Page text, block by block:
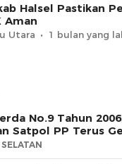
Halsel Pastikan
Aman
Utara 1 bulan yang
No.9 Tahun
Satpol PP Terus